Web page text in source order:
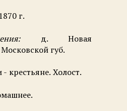
1870 г.
д. Новая
губ.
- крестьяне. Холост.